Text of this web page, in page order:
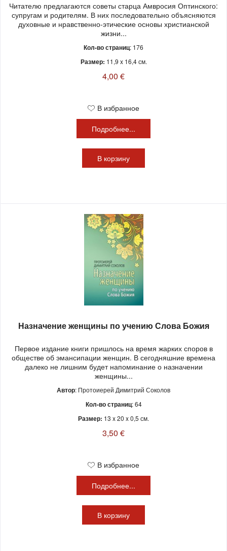
Читателю предлагаются советы старца Амвросия Оптинского:
супругам и родителям. В них последовательно объясняются
духовные и нравственно-этические основы христианской
жизни...
Кол-во страниц: 176
Размер: 11,9 x 16,4 см.
4,00 €
В избранное
Подробнее...
В корзину
Назначение женщины по учению Слова Божия
Первое издание книги пришлось на время жарких споров в
обществе об эмансипации женщин. В сегодняшние времена
далеко не лишним будет напоминание о назначении
женщины...
Автор: Протоиерей Димитрий Соколов
Кол-во страниц: 64
Размер: 13 x 20 x 0,5 см.
3,50 €
В избранное
Подробнее...
В корзину